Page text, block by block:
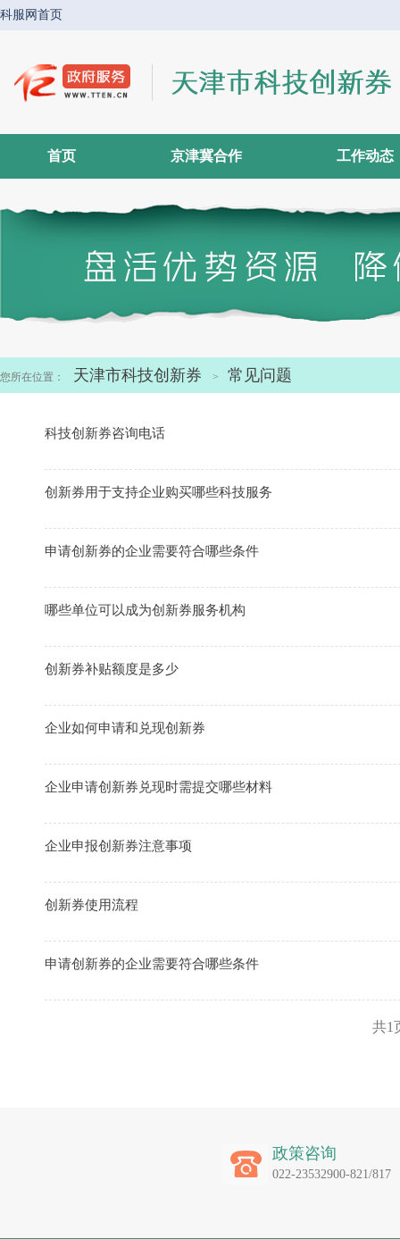
首页 京津冀合作 工作动态
您所在位置： 天津市科技创新券 > 常见问题
科技创新券咨询电话
创新券用于支持企业购买哪些科技服务
申请创新券的企业需要符合哪些条件
哪些单位可以成为创新券服务机构
创新券补贴额度是多少
企业如何申请和兑现创新券
企业申请创新券兑现时需提交哪些材料
企业申报创新券注意事项
创新券使用流程
申请创新券的企业需要符合哪些条件
共1
政策咨询
022-23532900-821/817